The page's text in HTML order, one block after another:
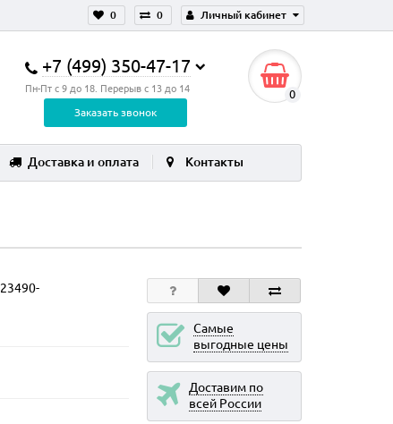
Личный кабинет
0
0
+7 (499) 350-47-17
Пн-Пт с 9 до 18. Перерыв с 13 до 14
Заказать звонок
0
Доставка и оплата Контакты
23490-
Самые
выгодные цены
Доставим по
всей России